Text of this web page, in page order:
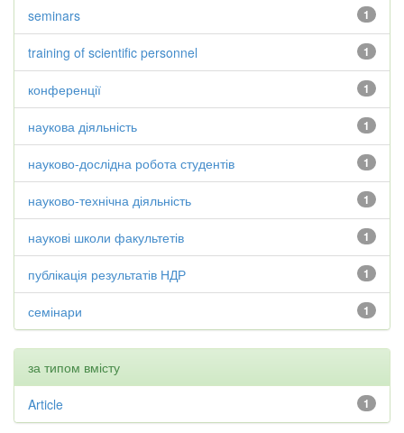
1
seminars
1
training of scientific personnel
1
конференції
1
наукова діяльність
1
науково-дослідна робота студентів
1
науково-технічна діяльність
1
наукові школи факультетів
1
публікація результатів НДР
1
семінари
за типом вмісту
1
Article